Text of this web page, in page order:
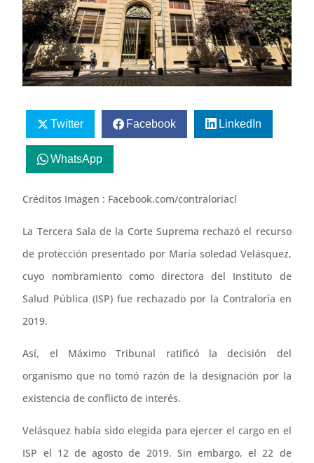
Twitter Facebook LinkedIn
WhatsApp
Créditos Imagen : Facebook.com/contraloriacl
La Tercera Sala de la Corte Suprema rechazó el recurso
de protección presentado por María soledad Velásquez,
cuyo nombramiento como directora del Instituto de
Salud Pública (ISP) fue rechazado por la Contraloría en
2019.
Así, el Máximo Tribunal ratificó la decisión del
organismo que no tomó razón de la designación por la
existencia de conflicto de interés.
Velásquez había sido elegida para ejercer el cargo en el
ISP el 12 de agosto de 2019. Sin embargo, el 22 de